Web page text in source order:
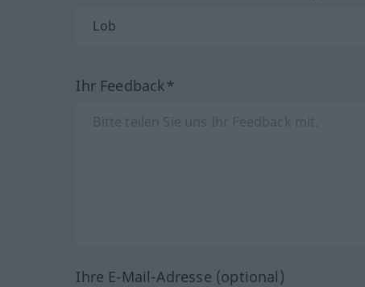
Ihr Feedback*
Ihre E-Mail-Adresse (optional)